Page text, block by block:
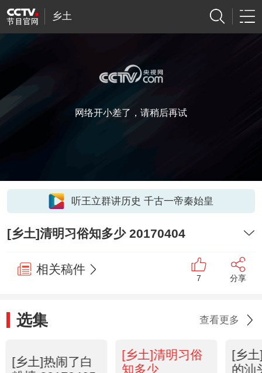
乡土
网络开小差了，请稍后再试
听王立群讲历史 千古一帝秦始皇
[乡土]清明习俗知多少 20170404
相关稿件
7 分享
选集 查看更多
[乡土]热闹了白
[乡土]清明习俗
知多少
[乡
的汕